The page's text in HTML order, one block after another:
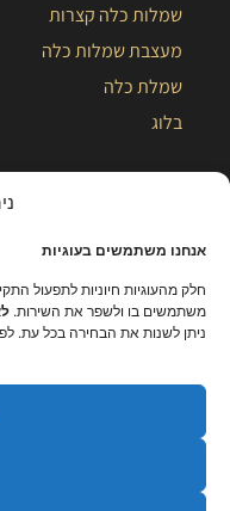
אנחנו משתמשים בעוגיות
חלק מהעוגיות חיוניות לתפעול
משתמשים בו ולשפר את השירות.
ניתן לשנות את הבחירה בכל עת.
שמלות כלה קצרות
מעצבת שמלות כלה
שמלת כלה
בלוג
כל הזכויות שמורות – קלייר |